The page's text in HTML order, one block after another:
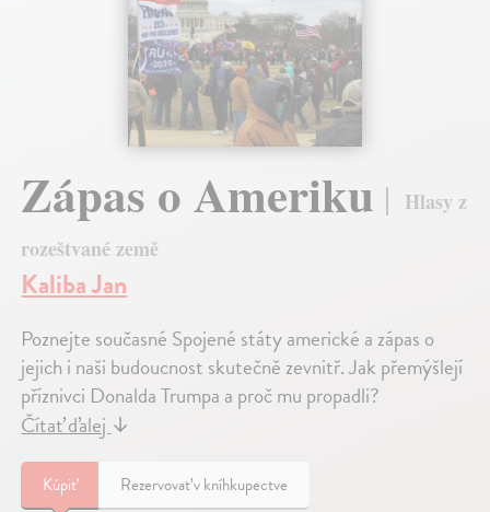
Zápas o Ameriku
Hlasy z
rozeštvané země
Kaliba Jan
Poznejte současné Spojené státy americké a zápas o
jejich i naši budoucnost skutečně zevnitř. Jak přemýšlejí
příznivci Donalda Trumpa a proč mu propadli?
Čítať ďalej↓
Kúpiť Rezervovať v kníhkupectve